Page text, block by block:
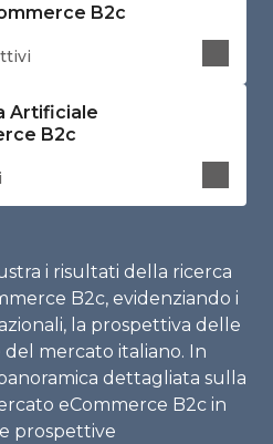
B2c
Artificiale
B2c
i risultati della ricerca
B2c, evidenziando i
la prospettiva delle
del mercato italiano. In
dettagliata sulla
eCommerce B2c in
prospettive